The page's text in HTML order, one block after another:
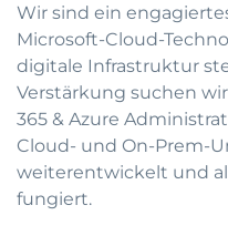
Wir sind ein
Microsoft-Cloud-
digitale Infrastruktur
Verstärkung suchen
365 & Azure
Cloud- und On-Prem-
weiterentwickelt und
fungiert.